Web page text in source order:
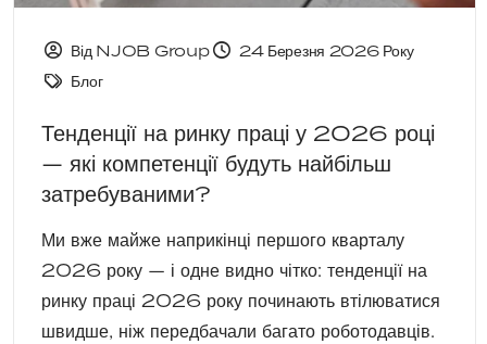
Від NJOB Group
24 Березня 2026 Року
Блог
Тенденції на ринку праці у 2026 році
— які компетенції будуть найбільш
затребуваними?
Ми вже майже наприкінці першого кварталу
2026 року — і одне видно чітко: тенденції на
ринку праці 2026 року починають втілюватися
швидше, ніж передбачали багато роботодавців.